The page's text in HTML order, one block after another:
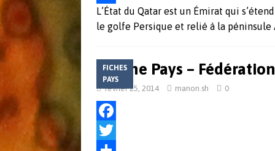
c
e
o
k
w
i
e
r
P
a
a
g
e
L’État du Qatar est un Émirat qui
le golfe Persique et relié à la péninsule
FICHES
PAYS
Fiche Pays –
février 25, 2014 manon.sh 0
F